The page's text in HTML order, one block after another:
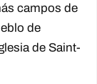
campos de
de
de Saint-